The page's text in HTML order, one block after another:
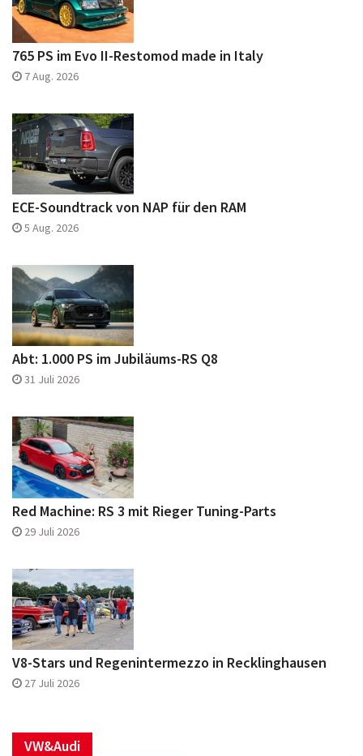
765 PS im Evo II-Restomod made in Italy
7 Aug. 2026
ECE-Soundtrack von NAP für den RAM
5 Aug. 2026
Abt: 1.000 PS im Jubiläums-RS Q8
31 Juli 2026
Red Machine: RS 3 mit Rieger Tuning-Parts
29 Juli 2026
V8-Stars und Regenintermezzo in Recklinghausen
27 Juli 2026
VW&Audi